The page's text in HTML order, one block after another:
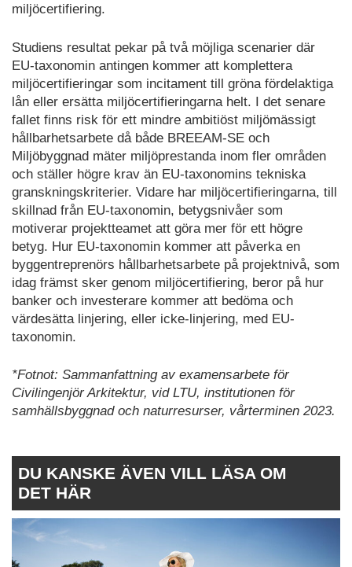
miljöcertifiering.
Studiens resultat pekar på två möjliga scenarier där
EU-taxonomin antingen kommer att komplettera
miljöcertifieringar som incitament till gröna fördelaktiga
lån eller ersätta miljöcertifieringarna helt. I det senare
fallet finns risk för ett mindre ambitiöst miljömässigt
hållbarhetsarbete då både BREEAM-SE och
Miljöbyggnad mäter miljöprestanda inom fler områden
och ställer högre krav än EU-taxonomins tekniska
granskningskriterier. Vidare har miljöcertifieringarna, till
skillnad från EU-taxonomin, betygsnivåer som
motiverar projektteamet att göra mer för ett högre
betyg. Hur EU-taxonomin kommer att påverka en
byggentreprenörs hållbarhetsarbete på projektnivå, som
idag främst sker genom miljöcertifiering, beror på hur
banker och investerare kommer att bedöma och
värdesätta linjering, eller icke-linjering, med EU-
taxonomin.
*Fotnot: Sammanfattning av examensarbete för
Civilingenjör Arkitektur, vid LTU, institutionen för
samhällsbyggnad och naturresurser, vårterminen 2023.
DU KANSKE ÄVEN VILL LÄSA OM
DET HÄR